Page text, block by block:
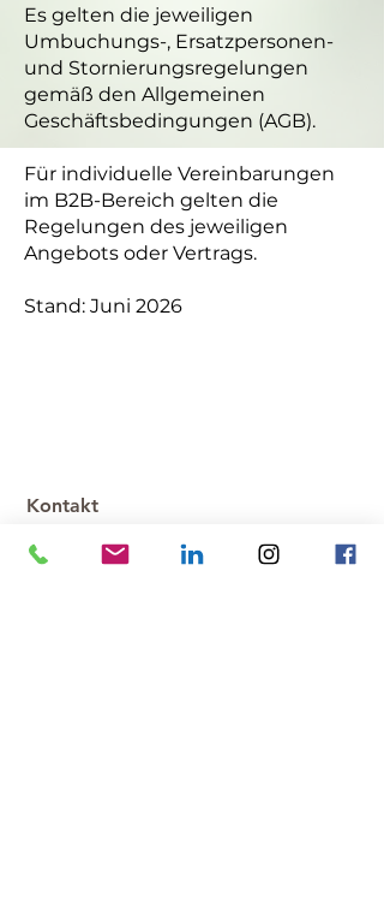
Es gelten die jeweiligen
Umbuchungs-, Ersatzpersonen-
und Stornierungsregelungen
gemäß den Allgemeinen
Geschäftsbedingungen (AGB).
Für individuelle Vereinbarungen
im B2B-Bereich gelten die
Regelungen des jeweiligen
Angebots oder Vertrags.
Stand: Juni 2026
Kontakt
Anmeldung & Registrierung